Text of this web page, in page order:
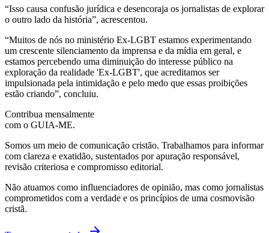
“Isso causa confusão jurídica e desencoraja os jornalistas de explorar
o outro lado da história”, acrescentou.
“Muitos de nós no ministério Ex-LGBT estamos experimentando
um crescente silenciamento da imprensa e da mídia em geral, e
estamos percebendo uma diminuição do interesse público na
exploração da realidade 'Ex-LGBT', que acreditamos ser
impulsionada pela intimidação e pelo medo que essas proibições
estão criando”, concluiu.
Contribua mensalmente
com o GUIA-ME.
Somos um meio de comunicação cristão. Trabalhamos para informar
com clareza e exatidão, sustentados por apuração responsável,
revisão criteriosa e compromisso editorial.
Não atuamos como influenciadores de opinião, mas como jornalistas
comprometidos com a verdade e os princípios de uma cosmovisão
cristã.